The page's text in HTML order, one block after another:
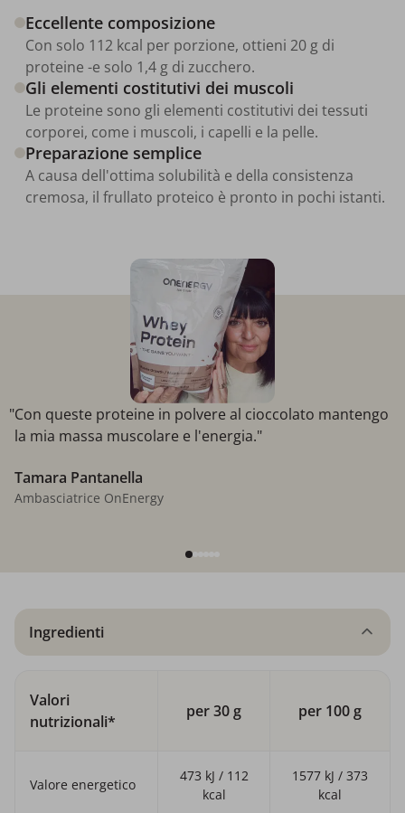
Eccellente composizione
Con solo 112 kcal per porzione, ottieni 20 g di
proteine -e solo 1,4 g di zucchero.
Gli elementi costitutivi dei muscoli
Le proteine sono gli elementi costitutivi dei tessuti
corporei, come i muscoli, i capelli e la pelle.
Preparazione semplice
A causa dell'ottima solubilità e della consistenza
cremosa, il frullato proteico è pronto in pochi istanti.
"Con queste proteine ​​in polvere al cioccolato mantengo
la mia massa muscolare e l'energia."
Tamara Pantanella
Ambasciatrice OnEnergy
Ingredienti
Valori
nutrizionali*
per 30 g per 100 g
Valore energetico
473 kJ / 112
kcal
1577 kJ / 373
kcal